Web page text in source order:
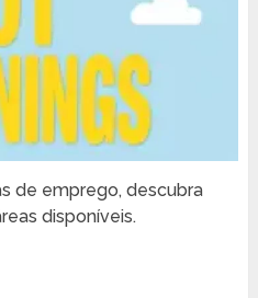
de emprego, descubra
disponíveis.